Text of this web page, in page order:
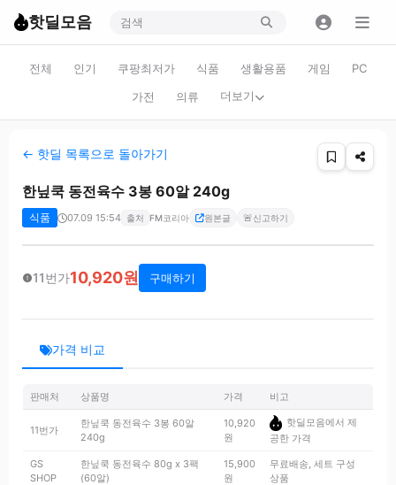
핫딜모음
전체 인기 쿠팡최저가 식품 생활용품 게임
PC
가전
의류 더보기
← 핫딜 목록으로 돌아가기
한닢쿡 동전육수 3봉 60알 240g
식품 07.09 15:54 출처 FM코리아 원본글 🚨신고하기
11번가10,920원 구매하기
가격 비교
판매처 상품명 가격 비고
11번가
한닢쿡 동전육수 3봉 60알
240g
10,920
원
핫딜모음에서 제
공한 가격
GS
SHOP
한닢쿡 동전육수 80g x 3팩
(60알)
15,900
원
무료배송, 세트 구성
상품